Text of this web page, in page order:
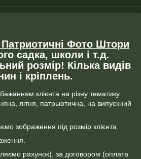
Фото Штори
садка, школи і т.д.
розмір! Кілька видів
і кріплень.
клієнта на різну тематику
літня, патрыотична, на випускний
зображення під розмір клієнта.
рахунок), за договором (оплата